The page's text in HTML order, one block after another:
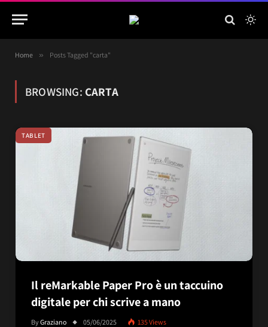
Home » Posts Tagged "carta"
BROWSING: CARTA
TABLET
Il reMarkable Paper Pro è un taccuino
digitale per chi scrive a mano
ByGraziano 05/06/2025 135Views